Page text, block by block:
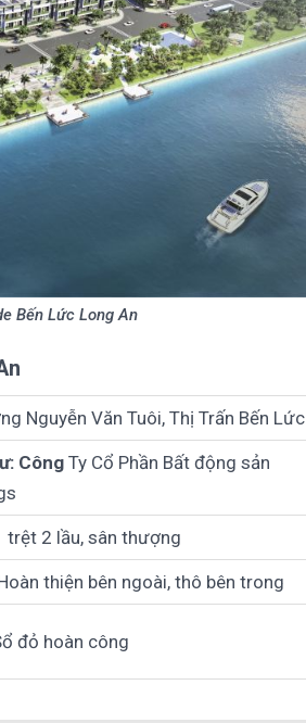
Bến Lức Long An
Nguyễn Văn Tuôi, Thị Trấn Bến Lức
CôngTy Cổ Phần Bất động sản
trệt 2 lầu, sân thượng
thiện bên ngoài, thô bên trong
đỏ hoàn công